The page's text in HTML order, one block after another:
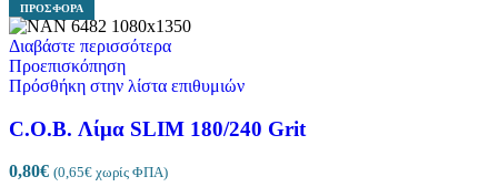
ΠΡΟΣΦΟΡΆ
Διαβάστε περισσότερα
Προεπισκόπηση
Πρόσθήκη στην λίστα επιθυμιών
C.O.B. Λίμα SLIM 180/240 Grit
0,80€ (0,65€ χωρίς ΦΠΑ)